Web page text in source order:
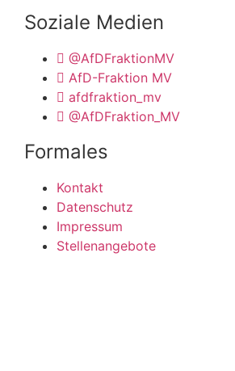
Soziale Medien
@AfDFraktionMV
AfD-Fraktion MV
afdfraktion_mv
@AfDFraktion_MV
Formales
Kontakt
Datenschutz
Impressum
Stellenangebote